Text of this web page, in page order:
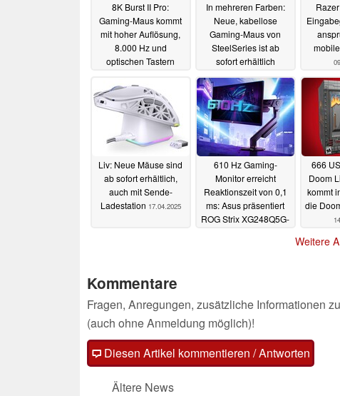
8K Burst II Pro:
Gaming-Maus kommt
mit hoher Auflösung,
8.000 Hz und
optischen Tastern
In mehreren Farben:
Neue, kabellose
Gaming-Maus von
SteelSeries ist ab
sofort erhältlich
22.05.2025
Liv: Neue Mäuse sind
ab sofort erhältlich,
auch mit Sende-
Ladestation 17.04.2025
610 Hz Gaming-
Monitor erreicht
Reaktionszeit von 0,1
ms: Asus präsentiert
ROG Strix XG248Q5G-
666
Doom
kommt
die
Weitere
Kommentare
Fragen, Anregungen, zusätzliche Informationen
(auch ohne Anmeldung möglich)!
Diesen Artikel kommentieren / Antworten
Ältere News